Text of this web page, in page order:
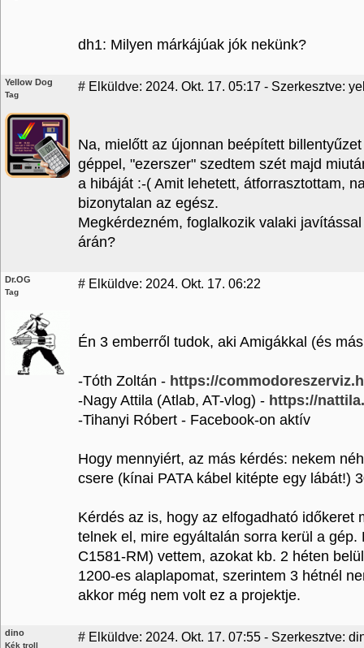
dh1: Milyen márkájúak jók nekünk?
Yellow Dog
Tag
# Elküldve: 2024. Okt. 17. 05:17 - Szerkesztve:
Na, mielőtt az újonnan beépített
géppel, "ezerszer" szedtem szét majd
a hibáját :-( Amit lehetett, átforrasztottam,
bizonytalan az egész.
Megkérdezném, foglalkozik valaki
árán?
Dr.OG
Tag
# Elküldve: 2024. Okt. 17. 06:22
Én 3 emberről tudok, aki Amigákkal (és
-Tóth Zoltán - https://
-Nagy Attila (Atlab, AT-vlog) - https://
-Tihanyi Róbert - Facebook-on aktív
Hogy mennyiért, az más kérdés: nekem
csere (kínai PATA kábel kitépte egy lábát!)
Kérdés az is, hogy az elfogadható időkeret
telnek el, mire egyáltalán sorra kerül a
C1581-RM) vettem, azokat kb. 2 héten
1200-es alaplapomat, szerintem 3 hétnél
akkor még nem volt ez a projektje.
dino
Kék troll
# Elküldve: 2024. Okt. 17. 07:55 - Szerkesztve: